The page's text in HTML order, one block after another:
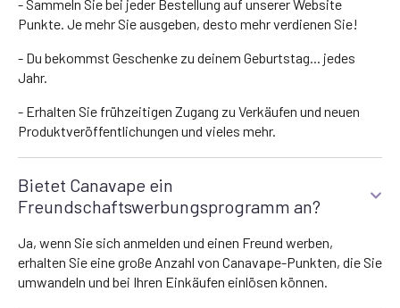
- Sammeln Sie bei jeder Bestellung auf unserer Website
Punkte. Je mehr Sie ausgeben, desto mehr verdienen Sie!
- Du bekommst Geschenke zu deinem Geburtstag... jedes
Jahr.
- Erhalten Sie frühzeitigen Zugang zu Verkäufen und neuen
Produktveröffentlichungen und vieles mehr.
Bietet Canavape ein
Freundschaftswerbungsprogramm an?
Ja, wenn Sie sich anmelden und einen Freund werben,
erhalten Sie eine große Anzahl von Canavape-Punkten, die Sie
umwandeln und bei Ihren Einkäufen einlösen können.